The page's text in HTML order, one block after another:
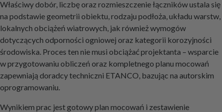
Właściwy dobór, liczbę oraz rozmieszczenie łączników ustala się
na podstawie geometrii obiektu, rodzaju podłoża, układu warstw,
lokalnych obciążeń wiatrowych, jak również wymogów
dotyczących odporności ogniowej oraz kategorii korozyjności
środowiska. Proces ten nie musi obciążać projektanta – wsparcie
w przygotowaniu obliczeń oraz kompletnego planu mocowań
zapewniają doradcy techniczni ETANCO, bazując na autorskim
oprogramowaniu.
Wynikiem prac jest gotowy plan mocowań i zestawienie